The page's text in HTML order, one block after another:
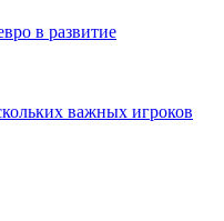
в развитие
важных игроков